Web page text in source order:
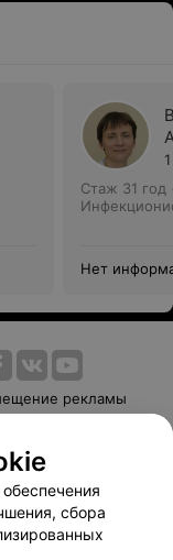
Стаж 31 год
Нет
рекламы
оплаты
сбора